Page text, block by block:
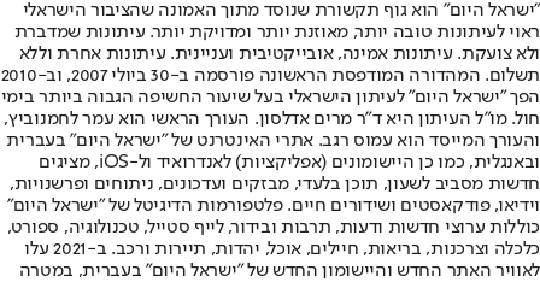
"ישראל היום" הוא גוף תקשורת שנוסד מתוך האמונה שהציבור הישראלי
ראוי לעיתונות טובה יותר, מאוזנת יותר ומדויקת יותר. עיתונות שמדברת
ולא צועקת. עיתונות אמינה, אובייקטיבית ועניינית. עיתונות אחרת וללא
תשלום. המהדורה המודפסת הראשונה פורסמה ב-30 ביולי 2007, וב-2010
הפך "ישראל היום" לעיתון הישראלי בעל שיעור החשיפה הגבוה ביותר בימי
חול. מו"ל העיתון היא ד"ר מרים אדלסון. העורך הראשי הוא עמר לחמנוביץ,
והעורך המייסד הוא עמוס רגב. אתרי האינטרנט של "ישראל היום" בעברית
ובאנגלית, כמו כן היישומונים (אפליקציות) לאנדרואיד ול-iOS, מציגים
חדשות מסביב לשעון, תוכן בלעדי, מבזקים ועדכונים, ניתוחים ופרשנויות,
וידיאו, פודקאסטים ושידורים חיים. פלטפורמות הדיגיטל של "ישראל היום"
כוללות ערוצי חדשות ודעות, תרבות ובידור, לייף סטייל, טכנולוגיה, ספורט,
כלכלה וצרכנות, בריאות, חיילים, אוכל, יהדות, תיירות ורכב. ב-2021 עלו
לאוויר האתר החדש והיישומון החדש של "ישראל היום" בעברית, במטרה